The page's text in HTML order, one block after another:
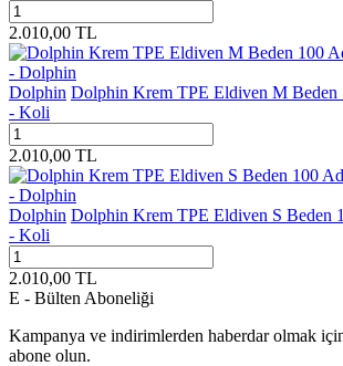
2.010,00 TL
Dolphin Dolphin Krem TPE Eldiven M Beden
- Koli
2.010,00 TL
Dolphin Dolphin Krem TPE Eldiven S Beden
- Koli
2.010,00 TL
E - Bülten Aboneliği
Kampanya ve indirimlerden haberdar olmak
abone olun.